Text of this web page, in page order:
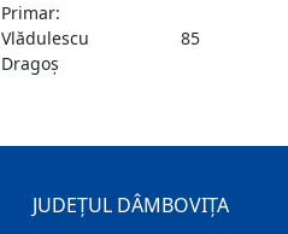
Primar:
Vlădulescu
Dragoş
85
JUDEȚUL DÂMBOVIȚA